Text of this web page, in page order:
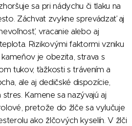
sa pri nádychu či tlaku na
Záchvat zvykne sprevádzať aj
vracanie alebo aj
Rizikovými faktormi vzniku
je obezita, strava s
tukov, ťažkosti s trávením a
ale aj dedičské dispozície,
stres. Kamene sa nazývajú aj
pretože do žlče sa vylučuje
ako žlčových kyselín. V žlči